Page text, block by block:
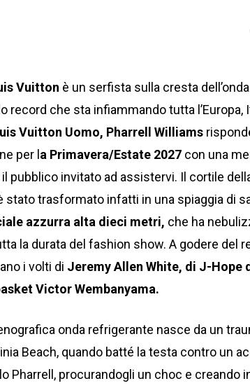
Vuitton è un serfista sulla cresta
record che sta infiammando tutta l’Europa,
Vuitton Uomo, Pharrell Williams
per la Primavera/Estate 2027 con una
pubblico invitato ad assistervi. Il cortile
stato trasformato infatti in una spiaggia di
azzurra alta dieci metri, che ha
la durata del fashion show. A godere del
i volti di Jeremy Allen White, di J-Hope
Victor Wembanyama.
onda refrigerante nasce da un
Beach, quando batté la testa contro un
Pharrell, procurandogli un choc e creando